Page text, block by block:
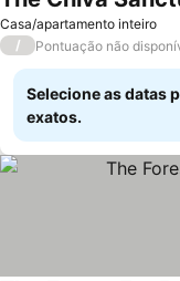
Casa/apartamento inteiro
/ Pontuação não
Selecione as datas
exatos.